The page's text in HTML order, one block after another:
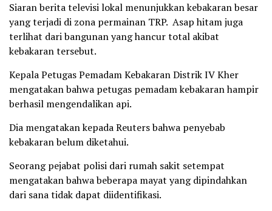
Siaran berita televisi lokal menunjukkan kebakaran besar
yang terjadi di zona permainan TRP. Asap hitam juga
terlihat dari bangunan yang hancur total akibat
kebakaran tersebut.
Kepala Petugas Pemadam Kebakaran Distrik IV Kher
mengatakan bahwa petugas pemadam kebakaran hampir
berhasil mengendalikan api.
Dia mengatakan kepada Reuters bahwa penyebab
kebakaran belum diketahui.
Seorang pejabat polisi dari rumah sakit setempat
mengatakan bahwa beberapa mayat yang dipindahkan
dari sana tidak dapat diidentifikasi.